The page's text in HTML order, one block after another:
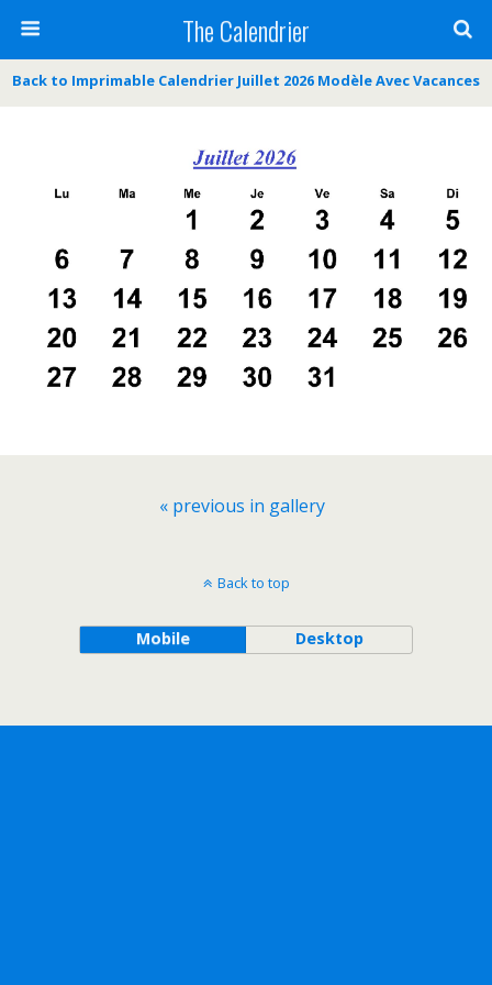
The Calendrier
Back to Imprimable Calendrier Juillet 2026 Modèle Avec Vacances
« previous in gallery
Back to top
Mobile Desktop